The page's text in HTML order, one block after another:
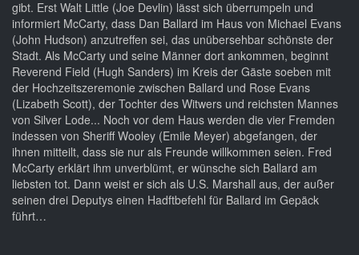
gibt. Erst Walt Little (Joe Devlin) lässt sich überrumpeln und
informiert McCarty, dass Dan Ballard im Haus von Michael Evans
(John Hudson) anzutreffen sei, das unübersehbar schönste der
Stadt. Als McCarty und seine Männer dort ankommen, beginnt
Reverend Field (Hugh Sanders) im Kreis der Gäste soeben mit
der Hochzeitszeremonie zwischen Ballard und Rose Evans
(Lizabeth Scott), der Tochter des Witwers und reichsten Mannes
von Silver Lode... Noch vor dem Haus werden die vier Fremden
indessen von Sheriff Wooley (Emile Meyer) abgefangen, der
ihnen mitteilt, dass sie nur als Freunde willkommen seien. Fred
McCarty erklärt ihm unverblümt, er wünsche sich Ballard am
liebsten tot. Dann weist er sich als U.S. Marshall aus, der außer
seinen drei Deputys einen Hadftbefehl für Ballard im Gepäck
führt…